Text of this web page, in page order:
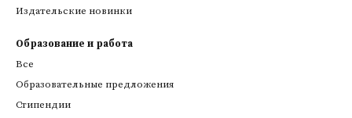
Издательские новинки
Образование и работа
Все
Образовательные предложения
Стипендии